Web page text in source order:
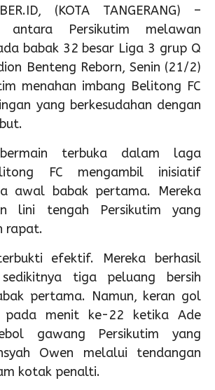
(KOTA TANGERANG) –
Persikutim melawan
babak 32 besar Liga 3 grup Q
Benteng Reborn, Senin (21/2)
menahan imbang Belitong FC
yang berkesudahan dengan
terbuka dalam laga
FC mengambil inisiatif
awal babak pertama. Mereka
lini tengah Persikutim yang
rapat.
efektif. Mereka berhasil
tiga peluang bersih
pertama. Namun, keran gol
pada menit ke-22 ketika Ade
gawang Persikutim yang
Owen melalui tendangan
kotak penalti.